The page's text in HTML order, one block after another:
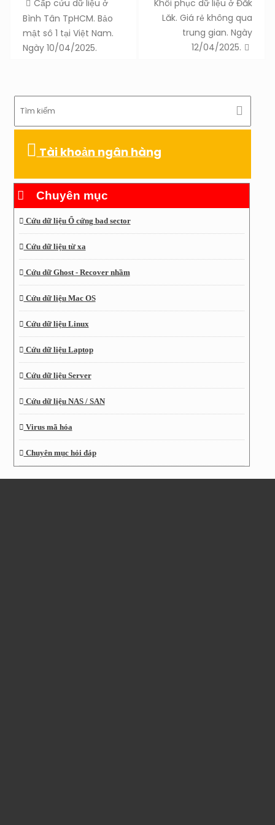
navigation
Cấp cứu dữ liệu ở
Bình Tân TpHCM. Bảo
mật sô 1 tại Việt Nam.
Ngày 10/04/2025.
Khôi phục dữ liệu ở Đăk
Lăk. Giá rẻ không qua
trung gian. Ngày
12/04/2025.
Tài khoản ngân hàng
Chuyên mục
Cứu dữ liệu Ổ cứng bad sector
Cứu dữ liệu từ xa
Cứu dữ Ghost - Recover nhầm
Cứu dữ liệu Mac OS
Cứu dữ liệu Linux
Cứu dữ liệu Laptop
Cứu dữ liệu Server
Cứu dữ liệu NAS / SAN
Virus mã hóa
Chuyên mục hỏi đáp